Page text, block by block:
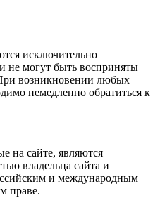
исключительно
не могут быть восприняты
возникновении любых
немедленно обратиться к
на сайте, являются
владельца сайта и
и международным
праве.